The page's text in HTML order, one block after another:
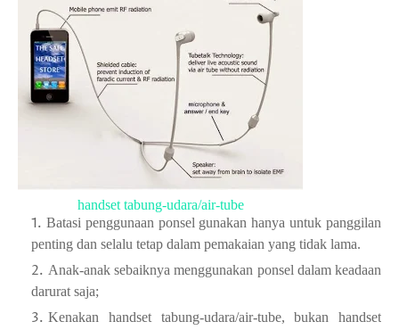
handset tabung-udara/air-tube
Batasi penggunaan ponsel gunakan hanya untuk panggilan
penting dan selalu tetap dalam pemakaian yang tidak lama.
Anak-anak sebaiknya menggunakan ponsel dalam keadaan
darurat saja;
Kenakan handset tabung-udara/air-tube, bukan handset